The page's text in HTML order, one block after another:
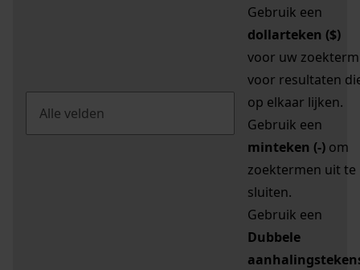
Gebruik een
dollarteken ($)
voor uw zoekterm
voor resultaten
op elkaar lijken.
Gebruik een
minteken (-) om
zoektermen uit te
sluiten.
Gebruik een
Dubbele